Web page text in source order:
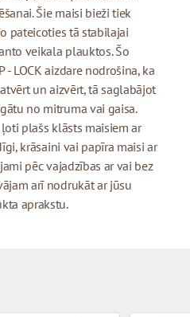
Šie maisi bieži tiek
pateicoties tā stabilajai
veikala plauktos. Šo
- LOCK aizdare nodrošina, ka
un aizvērt, tā saglabājot
no mitruma vai gaisa.
plašs klāsts maisiem ar
krāsaini vai papīra maisi ar
pēc vajadzības ar vai bez
arī nodrukāt ar jūsu
aprakstu.